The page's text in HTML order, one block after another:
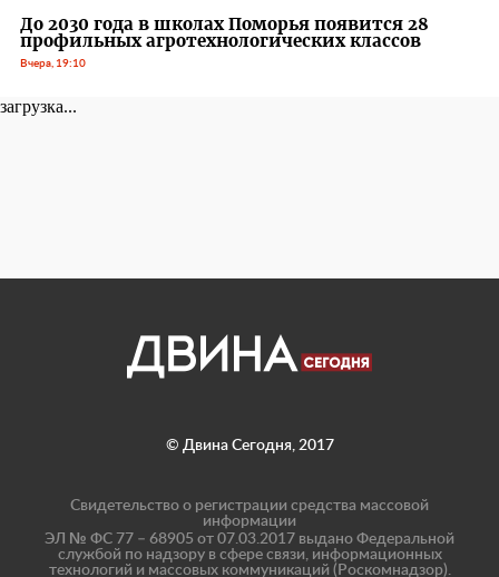
До 2030 года в школах Поморья появится 28
профильных агротехнологических классов
Вчера, 19:10
загрузка...
© Двина Сегодня, 2017
Свидетельство о регистрации средства массовой
информации
ЭЛ № ФС 77 – 68905 от 07.03.2017 выдано Федеральной
службой по надзору в сфере связи, информационных
технологий и массовых коммуникаций (Роскомнадзор).